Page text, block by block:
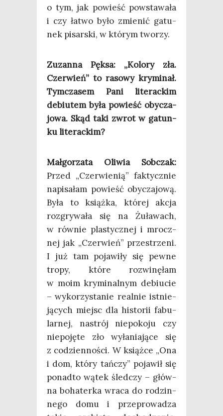
o tym, jak powieść powsta­wa­ła
i czy łatwo było zmie­nić gatu­
nek pisar­ski, w któ­rym tworzy.
Zuzan­na Pęk­sa: „Kolo­ry zła.
Czer­wień” to raso­wy kry­mi­nał.
Tym­cza­sem Pani lite­rac­kim
debiu­tem była powieść oby­cza­
jo­wa. Skąd taki zwrot w gatun­
ku literackim?
Mał­go­rza­ta Oli­wia Sob­czak:
Przed „Czer­wie­nią” fak­tycz­nie
napi­sa­łam powieść oby­cza­jo­wą.
Była to książ­ka, któ­rej akcja
roz­gry­wa­ła się na Żuła­wach,
w rów­nie pla­stycz­nej i mrocz­
nej jak „Czer­wień” prze­strze­ni.
I już tam poja­wi­ły się pew­ne
tro­py, któ­re roz­wi­nę­łam
w moim kry­mi­nal­nym debiu­cie
– wyko­rzy­sta­nie real­nie ist­nie­
ją­cych miejsc dla histo­rii fabu­
lar­nej, nastrój nie­po­ko­ju czy
nie­po­ję­te zło wyła­nia­ją­ce się
z codzien­no­ści. W książ­ce „Ona
i dom, któ­ry tań­czy” poja­wił się
ponad­to wątek śled­czy – głów­
na boha­ter­ka wra­ca do rodzin­
ne­go domu i prze­pro­wa­dza